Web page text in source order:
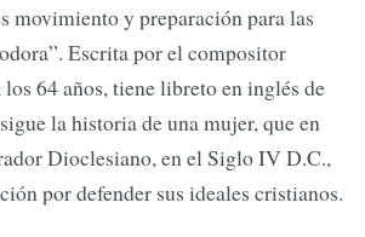
movimiento y preparación para las
Escrita por el compositor
los 64 años, tiene libreto en inglés de
la historia de una mujer, que en
Dioclesiano, en el Siglo IV D.C.,
por defender sus ideales cristianos.